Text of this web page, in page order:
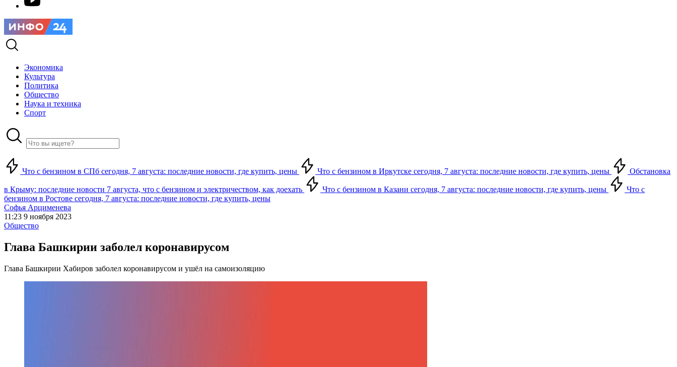
Экономика
Культура
Политика
Общество
Наука и техника
Спорт
Что с бензином в СПб сегодня, 7 августа: последние новости, где купить, цены Что с бензином в Иркутске сегодня, 7 августа: последние новости, где купить, цены Обстановка
в Крыму: последние новости 7 августа, что с бензином и электричеством, как доехать Что с бензином в Казани сегодня, 7 августа: последние новости, где купить, цены
Что с
бензином в Ростове сегодня, 7 августа: последние новости, где купить, цены
Софья Арцименева
11:23 9 ноября 2023
Общество
Глава Башкирии заболел коронавирусом
Глава Башкирии Хабиров заболел коронавирусом и ушёл на самоизоляцию